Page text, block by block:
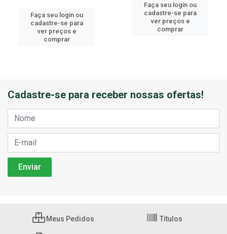
Faça seu login ou
cadastre-se para
ver preços e
comprar
Faça seu login ou
cadastre-se para
ver preços e
comprar
Cadastre-se para receber nossas ofertas!
Meus Pedidos Títulos